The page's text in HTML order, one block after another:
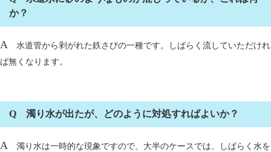
か？
A
水道管から剥がれた鉄さびの一種です。しばらく流していただけれ
ば無くなります。
Q 濁り水が出たが、どのように対処すればよいか？
A
濁り水は一時的な現象ですので、大半のケースでは、しばらく水を